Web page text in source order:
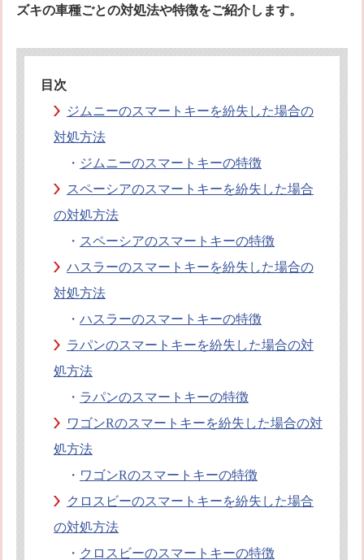
ズキの車種ごとの対処法や特徴をご紹介します。
目次
ジムニーのスマートキーを紛失した場合の
対処方法
・ ジムニーのスマートキーの特徴
スペーシアのスマートキーを紛失した場合
の対処方法
・ スペーシアのスマートキーの特徴
ハスラーのスマートキーを紛失した場合の
対処方法
・ ハスラーのスマートキーの特徴
ラパンのスマートキーを紛失した場合の対
処方法
・ ラパンのスマートキーの特徴
ワゴンRのスマートキーを紛失した場合の対
処方法
・ ワゴンRのスマートキーの特徴
クロスビーのスマートキーを紛失した場合
の対処方法
・ クロスビーのスマートキーの特徴